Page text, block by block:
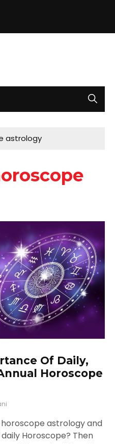
astrology
Of Daily,
Horoscope
astrology and
Horoscope? Then